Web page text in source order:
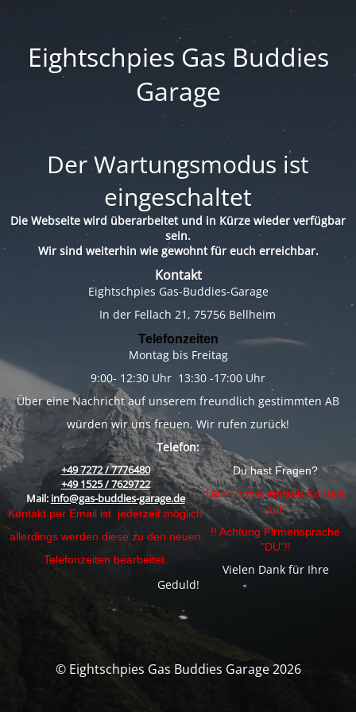
Eightschpies Gas Buddies
Garage
Der Wartungsmodus ist
eingeschaltet
Die Webseite wird überarbeitet und in Kürze wieder verfügbar
sein.
Wir sind weiterhin wie gewohnt für euch erreichbar.
Kontakt
Eightschpies Gas-Buddies-Garage
In der Fellach 21, 75756 Bellheim
Telefonzeiten
Montag bis Freitag
9:00- 12:30 Uhr 13:30 -17:00 Uhr
Über eine Nachricht auf unserem freundlich gestimmten AB
würden wir uns freuen. Wir rufen zurück!
Telefon:
+49 7272 / 7776480
+49 1525 / 7629722
Mail: info@gas-buddies-garage.de
Kontakt per Email ist jederzeit möglich
allerdings werden diese zu den neuen
Telefonzeiten bearbeitet.
Du hast Fragen?
Dann nimm einfach Kontakt
auf!
!! Achtung Firmensprache
"DU"!!
Vielen Dank für Ihre
Geduld!
© Eightschpies Gas Buddies Garage 2026